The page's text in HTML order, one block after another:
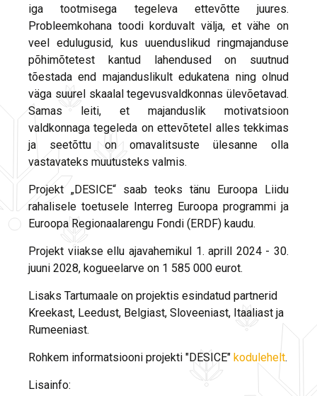
iga tootmisega tegeleva ettevõtte juures.
Probleemkohana toodi korduvalt välja, et vähe on
veel edulugusid, kus uuenduslikud ringmajanduse
põhimõtetest kantud lahendused on suutnud
tõestada end majanduslikult edukatena ning olnud
väga suurel skaalal tegevusvaldkonnas ülevõetavad.
Samas leiti, et majanduslik motivatsioon
valdkonnaga tegeleda on ettevõtetel alles tekkimas
ja seetõttu on omavalitsuste ülesanne olla
vastavateks muutusteks valmis.
Projekt „DESICE“ saab teoks tänu Euroopa Liidu
rahalisele toetusele Interreg Euroopa programmi ja
Euroopa Regionaalarengu Fondi (ERDF) kaudu.
Projekt viiakse ellu ajavahemikul 1. aprill 2024 - 30.
juuni 2028, kogueelarve on 1 585 000 eurot.
Lisaks Tartumaale on projektis esindatud partnerid
Kreekast, Leedust, Belgiast, Sloveeniast, Itaaliast ja
Rumeeniast.
Rohkem informatsiooni projekti "DESICE" kodulehelt.
Lisainfo: